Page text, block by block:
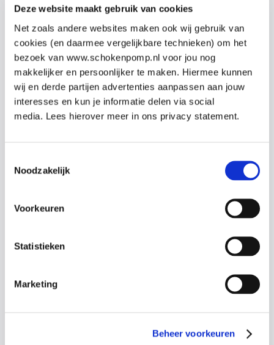
Deze website maakt gebruik van cookies
Net zoals andere websites maken ook wij gebruik van
cookies (en daarmee vergelijkbare technieken) om het
bezoek van www.schokenpomp.nl voor jou nog
makkelijker en persoonlijker te maken. Hiermee kunnen
wij en derde partijen advertenties aanpassen aan jouw
interesses en kun je informatie delen via social
media. Lees hierover meer in ons privacy statement.
Noodzakelijk
Voorkeuren
Statistieken
Marketing
Beheer voorkeuren
geven op jouw reanimatieprestaties. Zo weet je precies hoe
je je techniek kunt verbeteren en krijg je persoonlijke
begeleiding van onze medische docenten.
De onderwerpen die je beheerst na het volgen van de
training:
Herkennen en handelen bij een beroerte
Wat te doen bij bewusteloosheid en dreigende
Reanimatie uitvoeren als elke seconde telt
Wat zeggen cursisten over de Schok